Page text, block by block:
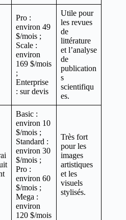
Pro :
environ 49
$/mois ;
Scale :
environ
169 $/mois
;
Enterprise
: sur devis
Utile pour
les revues
de
littérature
et l’analyse
de
publication
s
scientifiqu
es.
Basic :
environ 10
$/mois ;
Standard :
environ 30
$/mois ;
Pro :
environ 60
$/mois ;
Mega :
environ
120 $/mois
Très fort
pour les
images
artistiques
et les
visuels
stylisés.